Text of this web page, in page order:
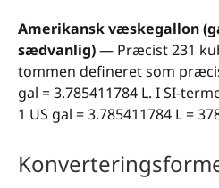
Amerikansk væskegallon
sædvanlig)— Præcist 231
tommen defineret som
gal = 3.785411784 L. I SI-
1 US gal = 3.785411784 L =